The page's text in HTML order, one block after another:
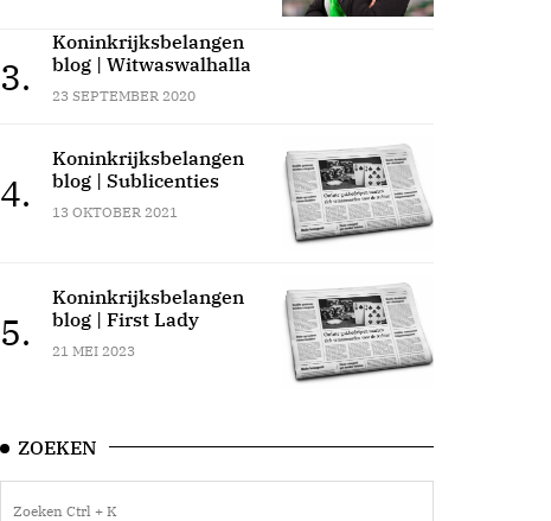
3.
Koninkrijksbelangen
blog | Witwaswalhalla
23 SEPTEMBER 2020
4.
Koninkrijksbelangen
blog | Sublicenties
13 OKTOBER 2021
5.
Koninkrijksbelangen
blog | First Lady
21 MEI 2023
ZOEKEN